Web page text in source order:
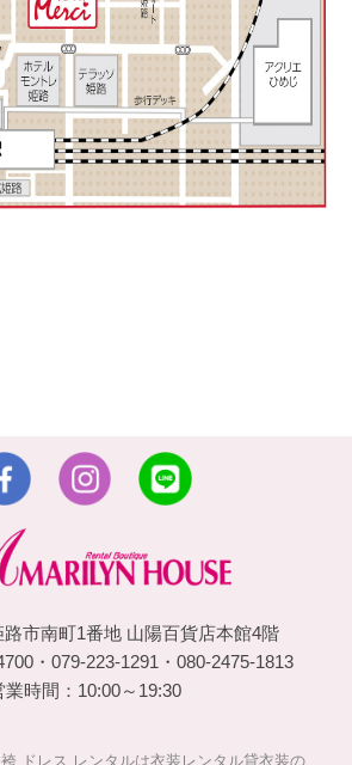
路市南町1番地 山陽百貨店本館4階
・079-223-1291・080-2475-1813
業時間：10:00～19:30
ドレス レンタルは衣装レンタル貸衣装の